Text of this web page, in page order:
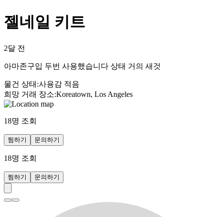
젤네일 키트
2달 전
아마존구입 두번 사용했습니다 상태 거의 새것
물건 상태 :사용감 적음
희망 거래 장소:Koreatown, Los Angeles
18명 조회
찜하기 문의하기
18명 조회
찜하기 문의하기